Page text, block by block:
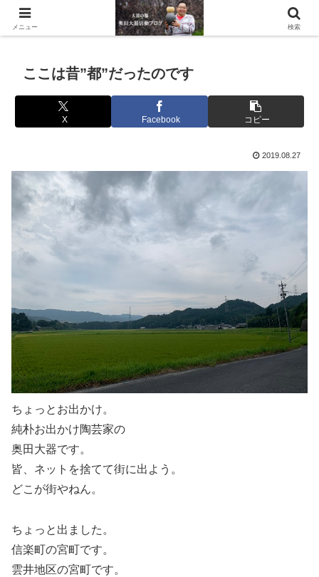
滋賀県の信楽で水琴窟や水鉢などの陶器を作っています。
ここは昔”都”だったのです
X Facebook コピー
2019.08.27
ちょっとお出かけ。
純朴お出かけ陶芸家の
奥田大器です。
皆、ネットを捨てて街に出よう。
どこが街やねん。
ちょっと出ました。
信楽町の宮町です。
雲井地区の宮町です。
メニュー 検索